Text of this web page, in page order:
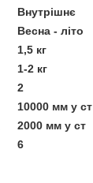
Внутрішнє
Весна - літо
1,5 кг
1-2 кг
2
10000 мм у ст
2000 мм у ст
6